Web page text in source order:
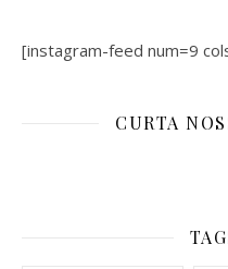
[instagram-feed num=9
CURTA